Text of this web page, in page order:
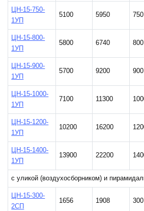
ЦН-15-750-
1УП
5100 5950 750
ЦН-15-800-
1УП
5800 6740 800
ЦН-15-900-
1УП
5700 9200 900
ЦН-15-1000-
1УП
7100 11300
ЦН-15-1200-
1УП
10200 16200
ЦН-15-1400-
1УП
13900 22200
с уликой (воздухосборником) и
ЦН-15-300-
2СП
1656 1908 300